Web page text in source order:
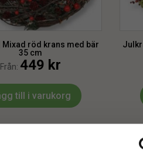
Mixad röd krans med bär
35 cm
Från: 449 kr
till i varukorg